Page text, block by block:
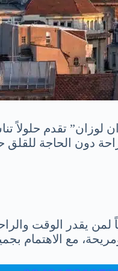
تقدم حلولاً
دون الحاجة للقلق
يقدر الوقت
مع الاهتمام